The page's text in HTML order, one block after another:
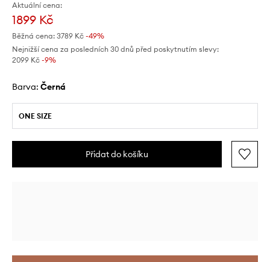
Aktuální cena:
1899 Kč
Běžná cena: 3789 Kč -49%
Nejnižší cena za posledních 30 dnů před poskytnutím slevy:
2099 Kč -9%
Barva: černá
ONE SIZE
Přidat do košíku